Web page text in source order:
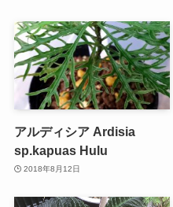
アルディシア Ardisia
sp.kapuas Hulu
2018年8月12日